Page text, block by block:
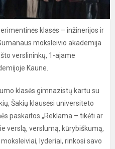
klasės – inžinerijos ir
moksleivio akademija
verslininkų, 1-ajame
Kaune.
klasės gimnazistų kartu su
Šakių klausėsi universiteto
paskaitos „Reklama – tikėti ar
verslą, verslumą, kūrybiškumą,
lyderiai, rinkosi savo